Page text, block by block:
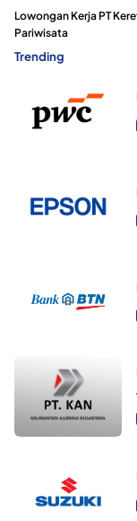
Lowongan Kerja PT
Pariwisata
Trending